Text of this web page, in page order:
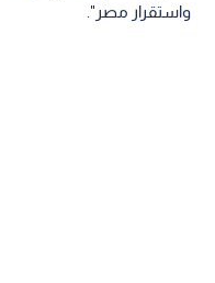
واستقرار مصر".